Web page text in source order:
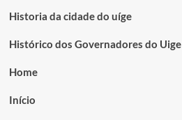
Historia da cidade do uíge
Histórico dos Governadores do Uige
Home
Início